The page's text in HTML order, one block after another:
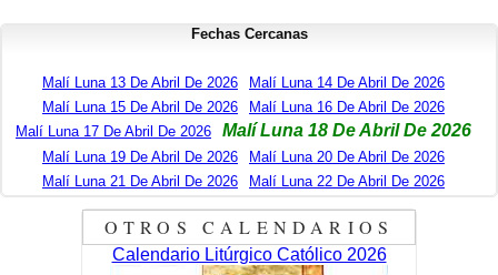
Fechas Cercanas
Malí Luna 13 De Abril De 2026
Malí Luna 14 De Abril De 2026
Malí Luna 15 De Abril De 2026
Malí Luna 16 De Abril De 2026
Malí Luna 17 De Abril De 2026
Malí Luna 18 De Abril De 2026
Malí Luna 19 De Abril De 2026
Malí Luna 20 De Abril De 2026
Malí Luna 21 De Abril De 2026
Malí Luna 22 De Abril De 2026
OTROS CALENDARIOS
Calendario Litúrgico Católico 2026